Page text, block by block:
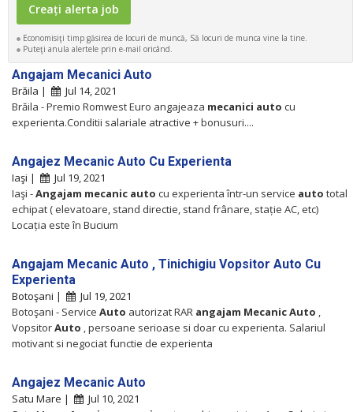
Economisiţi timp găsirea de locuri de muncă, Să locuri de munca vine la tine.
Puteţi anula alertele prin e-mail oricând.
Angajam Mecanici Auto
Brăila |
Jul 14, 2021
Brăila - Premio Romwest Euro angajeaza mecanici auto cu
experienta.Conditii salariale atractive + bonusuri....
Angajez Mecanic Auto Cu Experienta
Iaşi |
Jul 19, 2021
Iaşi -Angajam mecanic auto cu experienta într-un service auto total
echipat ( elevatoare, stand directie, stand frânare, stație AC, etc)
Locația este în Bucium
Angajam Mecanic Auto , Tinichigiu Vopsitor Auto Cu
Experienta
Botoşani |
Jul 19, 2021
Botoşani - Service Auto autorizat RAR angajam MecanicAuto
VopsitorAuto , persoane serioase si doar cu experienta. Salariul
motivant si negociat functie de experienta
Angajez Mecanic Auto
Satu Mare |
Jul 10, 2021